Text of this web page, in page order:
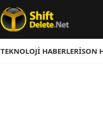
TEKNOLOJI HABERLERISON